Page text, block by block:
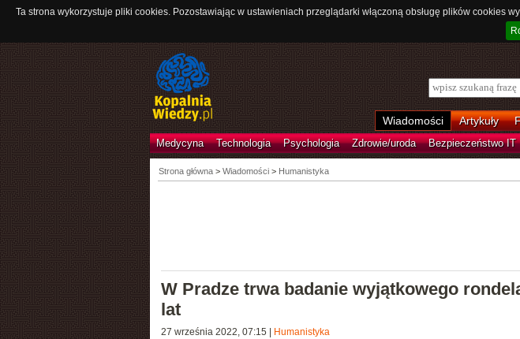
Ta strona wykorzystuje pliki cookies. Pozostawiając w ustawieniach przeglądarki włączoną obsługę plików
Wiadomości Artykuły
Medycyna Technologia Psychologia Zdrowie/uroda Bezpieczeństwo IT
Strona główna> Wiadomości > Humanistyka
W Pradze trwa badanie wyjątkowego
lat
27 września 2022, 07:15 Humanistyka